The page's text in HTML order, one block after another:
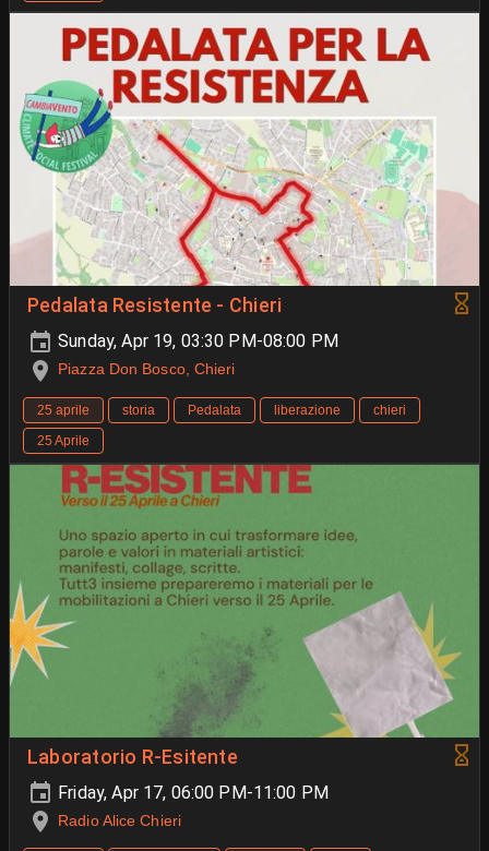
Pedalata Resistente - Chieri
Sunday, Apr 19, 03:30 PM-08:00 PM
Piazza Don Bosco, Chieri
25 aprile storia Pedalata liberazione
chieri
25 Aprile
Laboratorio R-Esitente
Friday, Apr 17, 06:00 PM-11:00 PM
Radio Alice Chieri